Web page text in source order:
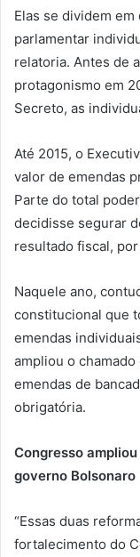
Elas se dividem
parlamentar
relatoria. Antes de
protagonismo em
Secreto, as
Até 2015, o
valor de emendas
Parte do total
decidisse segurar
resultado fiscal,
Naquele ano,
constitucional que
emendas
ampliou o
emendas de
obrigatória.
Congresso
governo Bolsonaro
“Essas duas
fortalecimento do